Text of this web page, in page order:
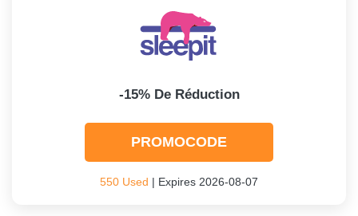
-15% De Réduction
PROMOCODE
550 Used | Expires 2026-08-07